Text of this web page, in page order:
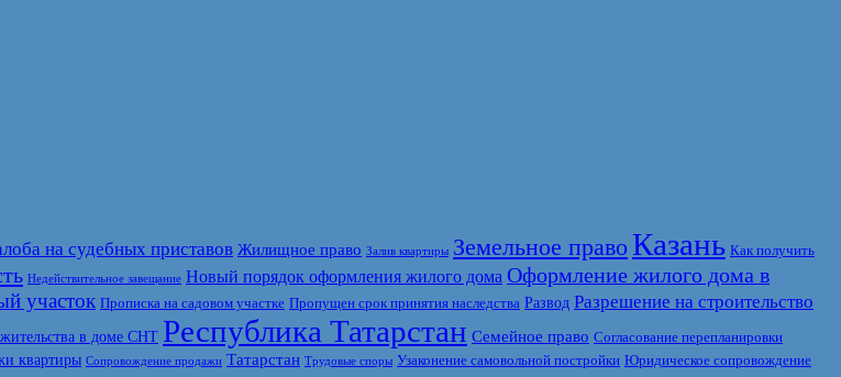
на судебных приставов Жилищное право Залив квартиры Земельное право Казань Как получить
Недействительное завещание Новый порядок оформления жилого дома Оформление жилого дома в
участок Прописка на садовом участке Пропущен срок принятия наследства Развод Разрешение на строительство
в доме СНТ Республика Татарстан Семейное право Согласование перепланировки
квартиры Сопровождение продажи Татарстан Трудовые споры Узаконение самовольной постройки Юридическое сопровождение